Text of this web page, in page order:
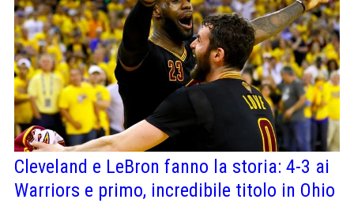
Cleveland e LeBron fanno la storia: 4-3 ai
Warriors e primo, incredibile titolo in Ohio